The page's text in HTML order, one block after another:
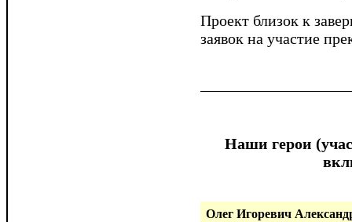
Проект близок к
заявок на участие
Наши герои
Олег Игоревич